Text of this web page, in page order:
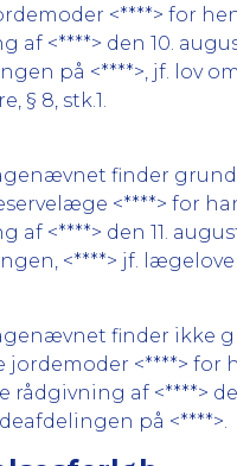
<****> for
af <****> den 10.
på <****>, jf. lov om
§ 8, stk.1.
finder
<****> for
af <****> den 11.
<****> jf.
finder ikke
jordemoder <****> for
rådgivning af <****>
på <****>.